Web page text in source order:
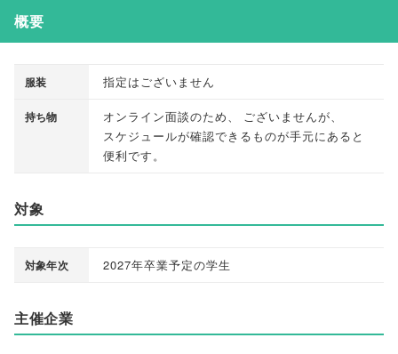
概要
服装 指定はございません
持ち物 オンライン面談のため、 ございませんが、
スケジュールが確認できるものが手元にあると
便利です。
対象
対象年次 2027年卒業予定の学生
主催企業